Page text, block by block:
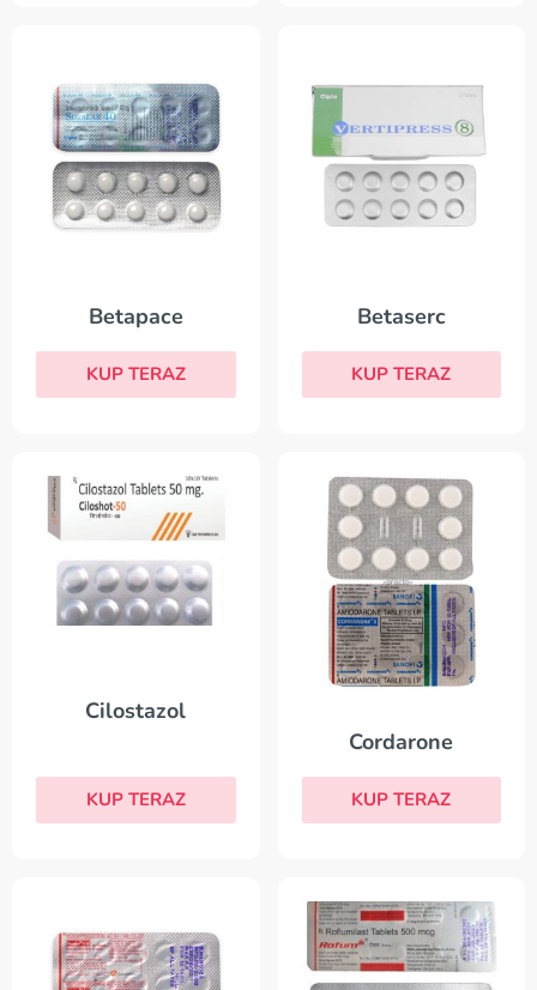
Betapace
KUP TERAZ
Betaserc
KUP TERAZ
Cilostazol
KUP TERAZ
Cordarone
KUP TERAZ